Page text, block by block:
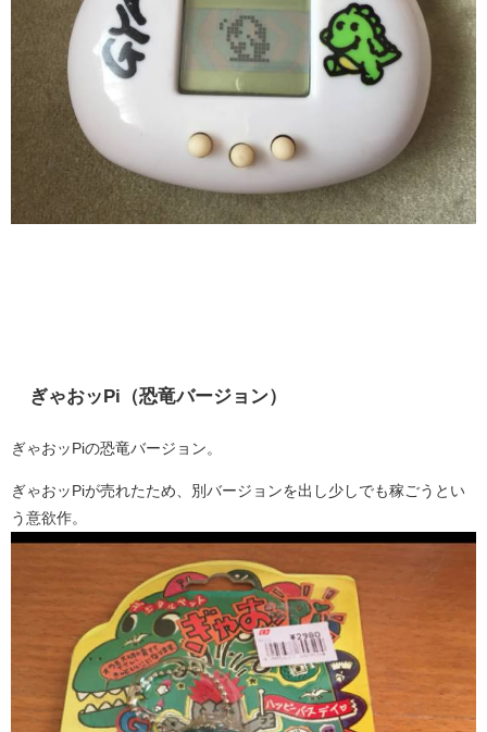
ぎゃおッPi（恐竜バージョン）
ぎゃおッPiの恐竜バージョン。
ぎゃおッPiが売れたため、別バージョンを出し少しでも稼ごうとい
う意欲作。